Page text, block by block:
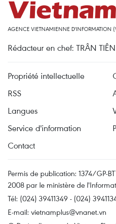
AGENCE VIETNAMIENNE D'INFORMATION
Rédacteur en chef: TRÂN
Propriété intellectuelle
RSS
Langues
Service d'information
Contact
Permis de publication: 1374/GP-
2008 par le ministère de
Tél: (024) 39411349 - (024)
E-mail: vietnamplus@vnanet.vn